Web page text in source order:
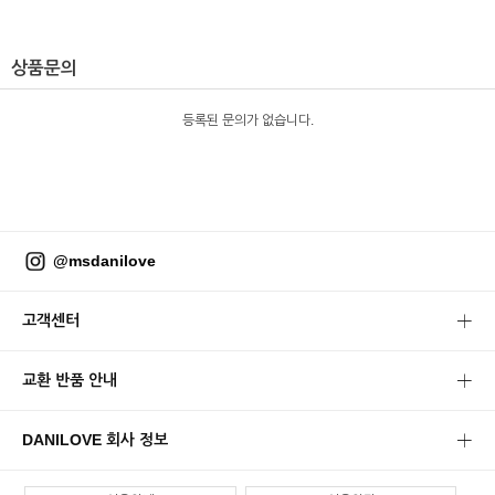
상품문의
등록된 문의가 없습니다.
@msdanilove
고객센터
교환 반품 안내
DANILOVE 회사 정보